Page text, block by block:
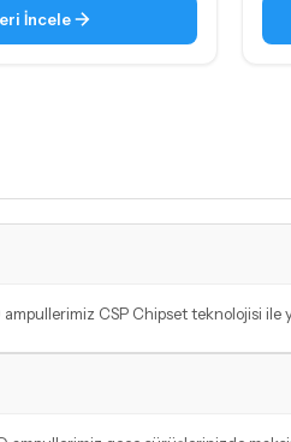
İncele
ampullerimiz CSP Chipset teknolojisi